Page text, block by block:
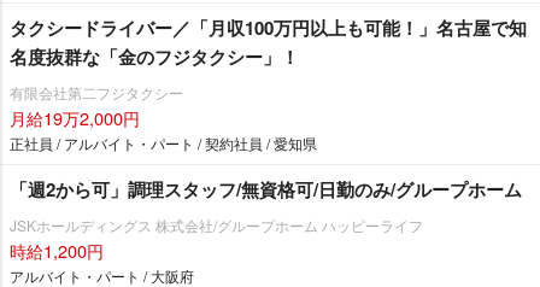
タクシードライバー／「月収100万円以上も可能！」名古屋で知
名度抜群な「金のフジタクシー」！
有限会社第二フジタクシー
月給19万2,000円
正社員 / アルバイト・パート / 契約社員 / 愛知県
「週2から可」調理スタッフ/無資格可/日勤のみ/グループホーム
JSKホールディングス 株式会社/グループホーム ハッピーライフ
時給1,200円
アルバイト・パート / 大阪府